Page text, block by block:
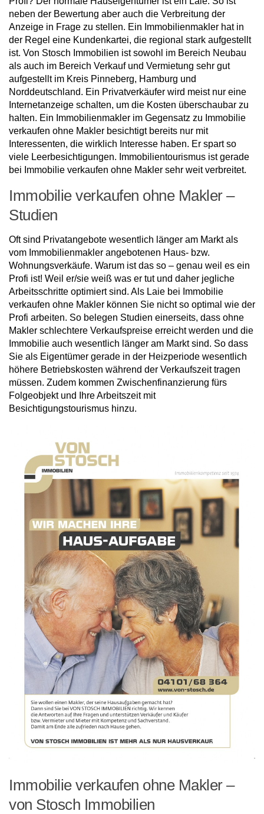
neben der Bewertung aber auch die Verbreitung der
Anzeige in Frage zu stellen. Ein Immobilienmakler hat in
der Regel eine Kundenkartei, die regional stark aufgestellt
ist. Von Stosch Immobilien ist sowohl im Bereich Neubau
als auch im Bereich Verkauf und Vermietung sehr gut
aufgestellt im Kreis Pinneberg, Hamburg und
Norddeutschland. Ein Privatverkäufer wird meist nur eine
Internetanzeige schalten, um die Kosten überschaubar zu
halten. Ein Immobilienmakler im Gegensatz zu Immobilie
verkaufen ohne Makler besichtigt bereits nur mit
Interessenten, die wirklich Interesse haben. Er spart so
viele Leerbesichtigungen. Immobilientourismus ist gerade
bei Immobilie verkaufen ohne Makler sehr weit verbreitet.
Immobilie verkaufen ohne Makler –
Studien
Oft sind Privatangebote wesentlich länger am Markt als
vom Immobilienmakler angebotenen Haus- bzw.
Wohnungsverkäufe. Warum ist das so – genau weil es ein
Profi ist! Weil er/sie weiß was er tut und daher jegliche
Arbeitsschritte optimiert sind. Als Laie bei Immobilie
verkaufen ohne Makler können Sie nicht so optimal wie der
Profi arbeiten. So belegen Studien einerseits, dass ohne
Makler schlechtere Verkaufspreise erreicht werden und die
Immobilie auch wesentlich länger am Markt sind. So dass
Sie als Eigentümer gerade in der Heizperiode wesentlich
höhere Betriebskosten während der Verkaufszeit tragen
müssen. Zudem kommen Zwischenfinanzierung fürs
Folgeobjekt und Ihre Arbeitszeit mit
Besichtigungstourismus hinzu.
Immobilie verkaufen ohne Makler –
von Stosch Immobilien